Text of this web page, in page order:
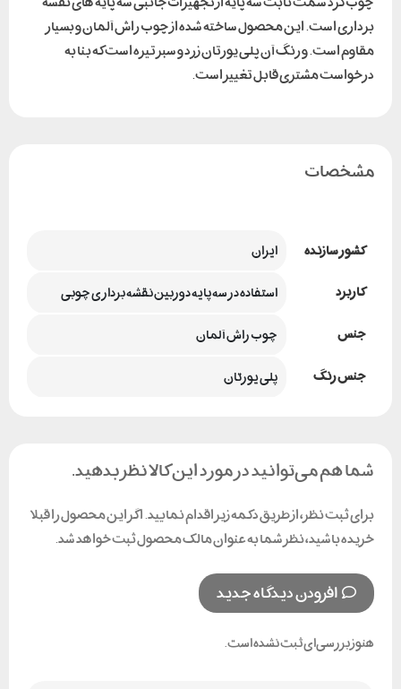
برداری است. این محصول ساخته شده از چوب راش آلمان و بسیار
مقاوم است. و رنگ آن پلی یورتان زرد و سبز تیره است که بنا به
درخواست مشتری قابل تغییر است.
مشخصات
کشور سازنده
ایران
کاربرد
استفاده در سه پایه دوربین نقشه برداری چوبی
جنس
چوب راش آلمان
جنس رنگ
پلی یورتان
شما هم می‌توانید در مورد این کالا نظر بدهید.
برای ثبت نظر، از طریق دکمه زیر اقدام نمایید. اگر این محصول را قبلا
خریده باشید، نظر شما به عنوان مالک محصول ثبت خواهد شد.
افزودن دیدگاه جدید
هنوز بررسی‌ای ثبت نشده است.